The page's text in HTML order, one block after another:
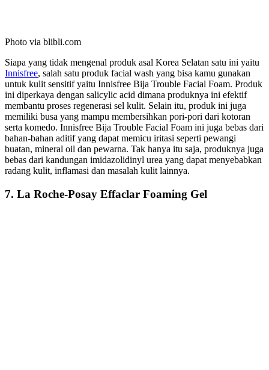
Photo via blibli.com
Siapa yang tidak mengenal produk asal Korea Selatan satu ini yaitu
Innisfree, salah satu produk facial wash yang bisa kamu gunakan
untuk kulit sensitif yaitu Innisfree Bija Trouble Facial Foam. Produk
ini diperkaya dengan salicylic acid dimana produknya ini efektif
membantu proses regenerasi sel kulit. Selain itu, produk ini juga
memiliki busa yang mampu membersihkan pori-pori dari kotoran
serta komedo. Innisfree Bija Trouble Facial Foam ini juga bebas dari
bahan-bahan aditif yang dapat memicu iritasi seperti pewangi
buatan, mineral oil dan pewarna. Tak hanya itu saja, produknya juga
bebas dari kandungan imidazolidinyl urea yang dapat menyebabkan
radang kulit, inflamasi dan masalah kulit lainnya.
7. La Roche-Posay Effaclar Foaming Gel